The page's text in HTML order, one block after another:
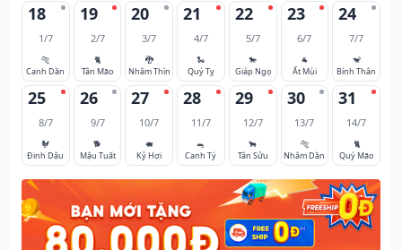
18
1/7
🐅
Canh Dần
19
2/7
🐈
Tân Mão
20
3/7
🐉
Nhâm Thìn
21
4/7
🐍
Quý Tỵ
22
5/7
🐎
Giáp Ngọ
23
6/7
🐐
Ất Mùi
24
7/7
🐒
Bính Thân
25
8/7
🐓
Đinh Dậu
26
9/7
🐕
Mậu Tuất
27
10/7
🐖
Kỷ Hợi
28
11/7
🐀
Canh Tý
29
12/7
🐂
Tân Sửu
30
13/7
🐅
Nhâm Dần
31
14/7
🐈
Quý Mão